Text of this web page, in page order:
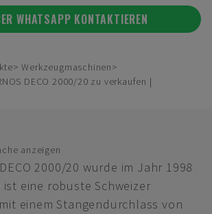
WHATSAPP KONTAKTIEREN
Werkzeugmaschinen
DECO 2000/20 zu verkaufen |
anzeigen
2000/20 wurde im Jahr 1998
eine robuste Schweizer
einem Stangendurchlass von